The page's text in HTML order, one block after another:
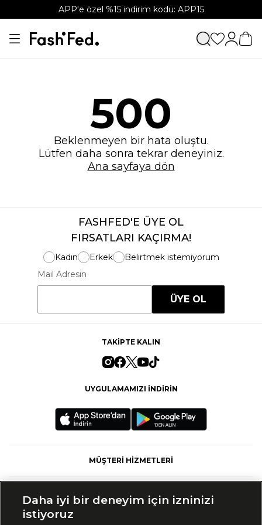
APP'e özel %15 indirim kodu: APP15
500
Beklenmeyen bir hata oluştu.
Lütfen daha sonra tekrar deneyiniz.
Ana sayfaya dön
FASHFED'E ÜYE OL
FIRSATLARI KAÇIRMA!
Kadın Erkek
Belirtmek istemiyorum
Mail Adresin
ÜYE OL
TAKİPTE KALIN
UYGULAMAMIZI İNDİRİN
MÜŞTERİ HİZMETLERİ
Daha iyi bir deneyim için izninizi
istiyoruz